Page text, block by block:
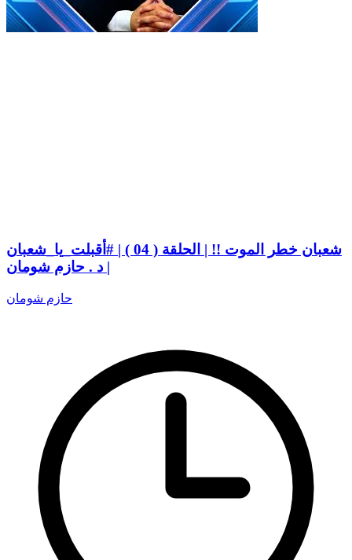
شعبان خطر الموت !! | الحلقة ( 04 ) | #أقبلت_يا_شعبان
| د . حازم شومان
حازم شومان